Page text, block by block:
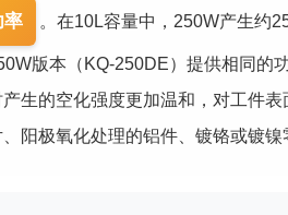
率 。在10L容量中，250W产生约
版本（KQ-250DE）提供相同的
生的空化强度更加温和，对工件
极氧化处理的铝件、镀铬或镀镍